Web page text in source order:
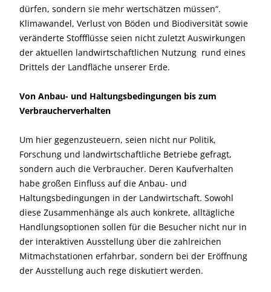
dürfen, sondern sie mehr wertschätzen müssen“.
Klimawandel, Verlust von Böden und Biodiversität sowie
veränderte Stoffflüsse seien nicht zuletzt Auswirkungen
der aktuellen landwirtschaftlichen Nutzung rund eines
Drittels der Landfläche unserer Erde.
Von Anbau- und Haltungsbedingungen bis zum
Verbraucherverhalten
Um hier gegenzusteuern, seien nicht nur Politik,
Forschung und landwirtschaftliche Betriebe gefragt,
sondern auch die Verbraucher. Deren Kaufverhalten
habe großen Einfluss auf die Anbau- und
Haltungsbedingungen in der Landwirtschaft. Sowohl
diese Zusammenhänge als auch konkrete, alltägliche
Handlungsoptionen sollen für die Besucher nicht nur in
der interaktiven Ausstellung über die zahlreichen
Mitmachstationen erfahrbar, sondern bei der Eröffnung
der Ausstellung auch rege diskutiert werden.